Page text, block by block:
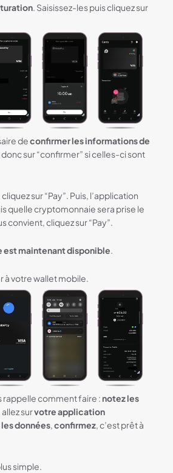
. Saisissez-les puis cliquez sur
deconfirmer les informations de
donc sur “confirmer” si celles-ci sont
sur “Pay”. Puis, l’application
quelle cryptomonnaie sera prise le
convient, cliquez sur “Pay”.
maintenant disponible.
à votre wallet mobile.
rappelle comment faire : notez les
survotre application
données,confirmez, c’est prêt à
simple.